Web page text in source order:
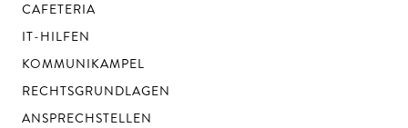
CAFETERIA
IT-HILFEN
KOMMUNIKAMPEL
RECHTSGRUNDLAGEN
ANSPRECHSTELLEN